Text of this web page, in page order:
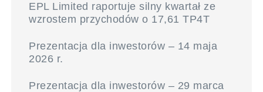
EPL Limited raportuje silny kwartał ze
wzrostem przychodów o 17,61 TP4T
Prezentacja dla inwestorów – 14 maja
2026 r.
Prezentacja dla inwestorów – 29 marca